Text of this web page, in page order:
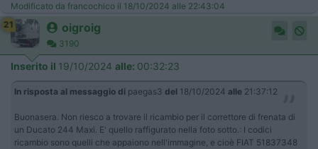
Modificato da francochico il 18/10/2024 alle 22:43:04
21
oigroig
3190
Inserito il 19/10/2024 alle: 00:32:23
In risposta al messaggio di paegas3 del 18/10/2024 alle 21:37:12
Buonasera. Non riesco a trovare il ricambio per il correttore di frenata di
un Ducato 244 Maxi. E' quello raffigurato nella foto sotto.: I codici
ricambio sono quelli che appaiono nell'immagine, e cioè FIAT 51837348